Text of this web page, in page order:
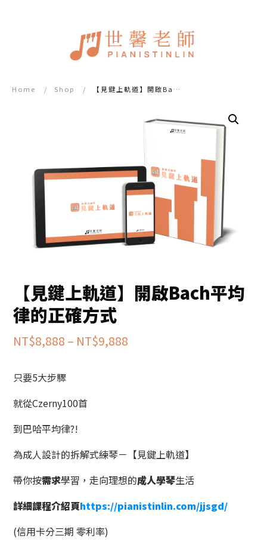
Home / Shop / 【見鍵上軌道】開啟Bach平均律的正確方式
【見鍵上軌道】開啟Bach平均
律的正確方式
NT$8,888 – NT$9,888
NT$9,888
只要5大步驟
就從Czerny100首
到巴哈平均律?!
為成人設計的拆解式練琴－【見鍵上軌道】
帶你按需求學習，走向理想的成人學琴生活
詳細課程介紹頁https://pianistinlin.com/jjsgd/
(信用卡分三期 零利率)